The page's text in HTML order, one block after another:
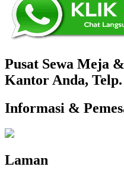
Pusat Sewa Meja
Kantor Anda, Telp.
Informasi &
Laman